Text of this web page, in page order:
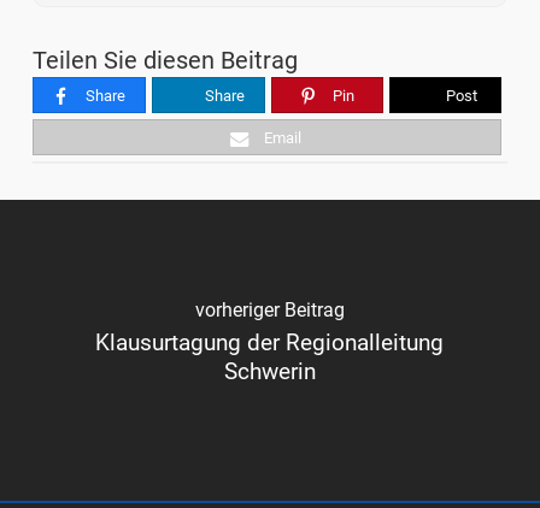
Teilen Sie diesen Beitrag
Share Share Pin Post
Email
vorheriger Beitrag
Klausurtagung der Regionalleitung
Schwerin